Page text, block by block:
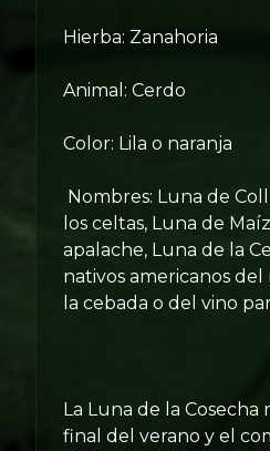
Hierba: Zanahoria
Animal: Cerdo
Color: Lila o naranja
Nombres: Luna de
los celtas, Luna de
apalache, Luna de la
nativos americanos
la cebada o del vino
La Luna de la Cosecha
final del verano y el